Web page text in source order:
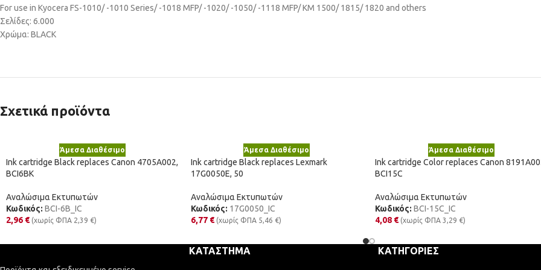
For use in Kyocera FS-1010/ -1010 Series/ -1018 MFP/ -1020/ -1050/ -1118 MFP/ KM 1500/ 1815/ 1820 and others
Σελίδες: 6.000
Χρώμα: BLACK
Σχετικά προϊόντα
Άμεσα Διαθέσιμο
Ink cartridge Black replaces Canon 4705A002,
BCI6BK
Αναλώσιμα Εκτυπωτών
Κωδικός: BCI-6B_IC
2,96 € (χωρίς ΦΠΑ 2,39 €)
Άμεσα Διαθέσιμο
Ink cartridge Black replaces Lexmark
17G0050E, 50
Αναλώσιμα Εκτυπωτών
Κωδικός: 17G0050_IC
6,77 € (χωρίς ΦΠΑ 5,46 €)
Άμεσα Διαθέσιμο
Ink cartridge Color replaces Canon
BCI15C
Αναλώσιμα Εκτυπωτών
Κωδικός: BCI-15C_IC
4,08 € (χωρίς ΦΠΑ 3,29 €)
ΚΑΤΆΣΤΗΜΑ ΚΑΤΗΓΟΡΊΕΣ